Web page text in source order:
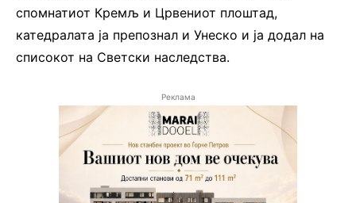
спомнатиот Кремљ и Црвениот плоштад,
катедралата ја препознал и Унеско и ја додал на
списокот на Светски наследства.
Реклама